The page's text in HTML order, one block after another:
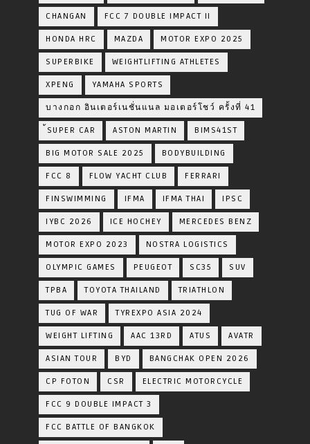
CHANGAN FCC 7 DOUBLE IMPACT II
HONDA HRC MAZDA MOTOR EXPO 2025
SUPERBIKE WEIGHTLIFTING ATHLETES
XPENG YAMAHA SPORTS
บางกอก อินเตอร์เนชั่นแนล มอเตอร์โชว์ ครั้งที่ 41
้SUPER CAR ASTON MARTIN BIMS41ST
BIG MOTOR SALE 2025 BODYBUILDING
FCC 8 FLOW YACHT CLUB FERRARI
FINSWIMMING IFMA IFMA THAI IPSC
IYBC 2026 ICE HOCHEY MERCEDES BENZ
MOTOR EXPO 2023 NOSTRA LOGISTICS
OLYMPIC GAMES PEUGEOT SC35 SUV
TPBA TOYOTA​ THAILAND​ TRIATHLON
TUG OF WAR TYREXPO ASIA 2024
WEIGHT LIFTING AAC 13RD ATUS AVATR
ASIAN TOUR BYD BANGCHAK OPEN 2026
CP FOTON CSR ELECTRIC MOTORCYCLE
FCC 9 DOUBLE IMPACT 3
FCC BATTLE OF BANGKOK